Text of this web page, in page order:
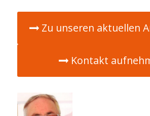
Zu unseren aktuellen
Kontakt